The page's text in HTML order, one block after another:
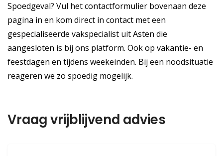
Spoedgeval? Vul het contactformulier bovenaan deze
pagina in en kom direct in contact met een
gespecialiseerde vakspecialist uit Asten die
aangesloten is bij ons platform. Ook op vakantie- en
feestdagen en tijdens weekeinden. Bij een noodsituatie
reageren we zo spoedig mogelijk.
Vraag vrijblijvend advies